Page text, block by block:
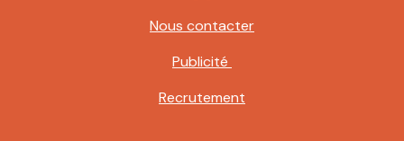
Nous contacter
Publicité
Recrutement